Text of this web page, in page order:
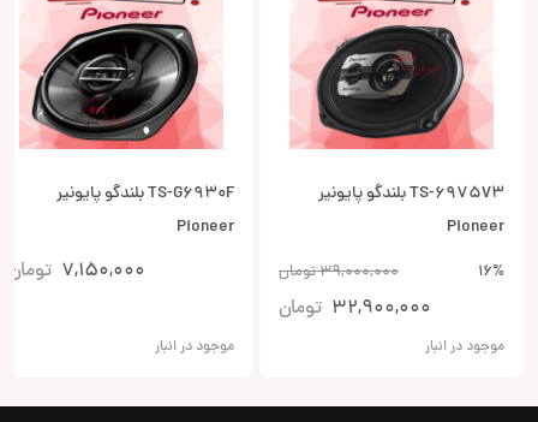
TS-6975V3 بلندگو پایونیر
Pioneer
16%
39,000,000تومان
32,900,000 تومان
موجود در انبار
TS-G6930F بلندگو پایونیر
Pioneer
7,150,000 تومان
موجود در انبار